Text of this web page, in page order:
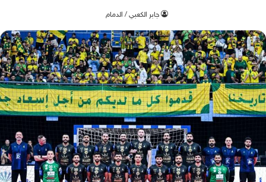
جابر الكعبي / الدمام